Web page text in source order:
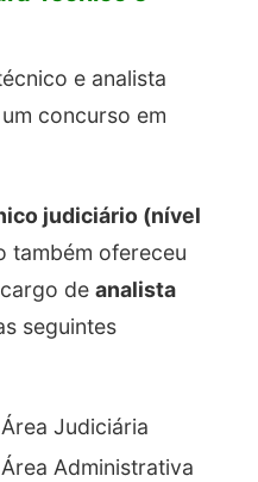
e analista
concurso em
judiciário (nível
também ofereceu
de analista
seguintes
Judiciária
Administrativa